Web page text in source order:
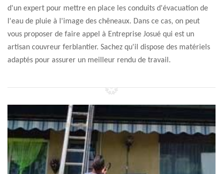
d'un expert pour mettre en place les conduits d'évacuation de
l'eau de pluie à l'image des chêneaux. Dans ce cas, on peut
vous proposer de faire appel à Entreprise Josué qui est un
artisan couvreur ferblantier. Sachez qu'il dispose des matériels
adaptés pour assurer un meilleur rendu de travail.